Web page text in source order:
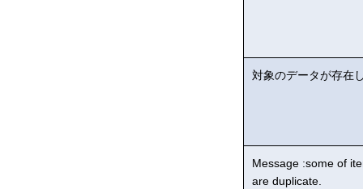
対象のデータが存在
Message :some of
are duplicate.